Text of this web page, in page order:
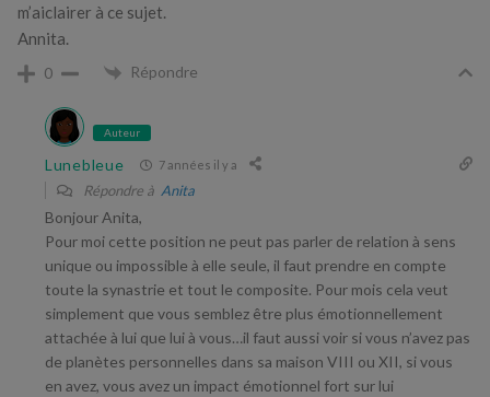
m’aiclairer à ce sujet.
Annita.
0 Répondre
Auteur
Lunebleue 7 années il y a
Répondre à Anita
Bonjour Anita,
Pour moi cette position ne peut pas parler de relation à sens
unique ou impossible à elle seule, il faut prendre en compte
toute la synastrie et tout le composite. Pour mois cela veut
simplement que vous semblez être plus émotionnellement
attachée à lui que lui à vous…il faut aussi voir si vous n’avez pas
de planètes personnelles dans sa maison VIII ou XII, si vous
en avez, vous avez un impact émotionnel fort sur lui